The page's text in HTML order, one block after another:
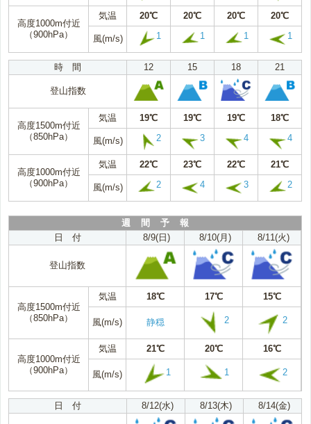
高度1000m付近
（900hPa）
気温 20℃ 20℃ 20℃ 20℃
風(m/s) 1 1 1 1
時 間 12 15 18 21
登山指数
高度1500m付近
（850hPa）
気温 19℃ 19℃ 19℃ 18℃
風(m/s) 2 3 4 4
高度1000m付近
（900hPa）
気温 22℃ 23℃ 22℃ 21℃
風(m/s) 2 4 3 2
週 間 予 報
日 付
8/9(日) 8/10(月) 8/11(火)
登山指数
高度1500m付近
（850hPa）
気温 18℃ 17℃ 15℃
風(m/s) 静穏 2 2
高度1000m付近
（900hPa）
気温 21℃ 20℃ 16℃
風(m/s) 1 1 2
日 付 8/12(水) 8/13(木) 8/14(金)